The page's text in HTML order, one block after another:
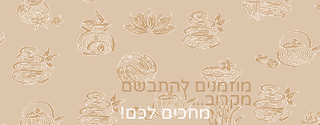
מוזמנים להתבשם
מקרוב...
מחכים לכם!